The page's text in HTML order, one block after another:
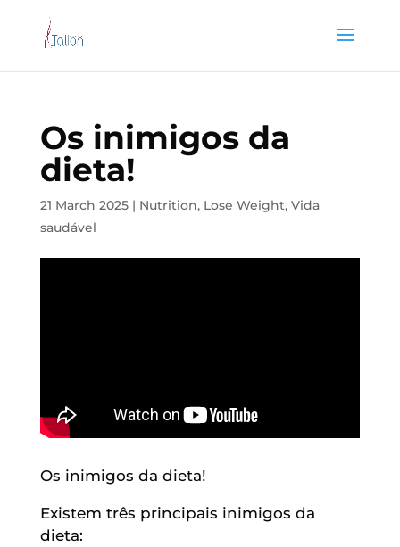
Os inimigos da
dieta!
21 March 2025| Nutrition, Lose Weight, Vida
saudável
Os inimigos da dieta!
Existem três principais inimigos da
dieta: